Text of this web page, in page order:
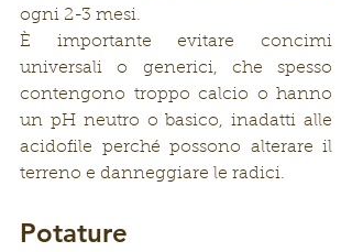
ogni 2-3 mesi.
È importante evitare concimi
universali o generici, che spesso
contengono troppo calcio o hanno
un pH neutro o basico, inadatti alle
acidofile perché possono alterare il
terreno e danneggiare le radici.
Potature